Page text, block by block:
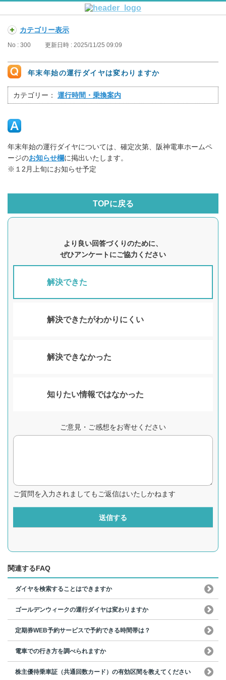
カテゴリー表示
No : 300 更新日時 : 2025/11/25 09:09
年末年始の運行ダイヤは変わりますか
カテゴリー： 運行時間・乗換案内
年末年始の運行ダイヤについては、確定次第、阪神電車ホームペ
ージのお知らせ欄に掲出いたします。
※１2月上旬にお知らせ予定
TOPに戻る
より良い回答づくりのために、
ぜひアンケートにご協力ください
解決できた
解決できたがわかりにくい
解決できなかった
知りたい情報ではなかった
ご意見・ご感想をお寄せください
ご質問を入力されましてもご返信はいたしかねます
送信する
関連するFAQ
ダイヤを検索することはできますか
ゴールデンウィークの運行ダイヤは変わりますか
定期券WEB予約サービスで予約できる時間帯は？
電車での行き方を調べられますか
株主優待乗車証（共通回数カード）の有効区間を教えてください